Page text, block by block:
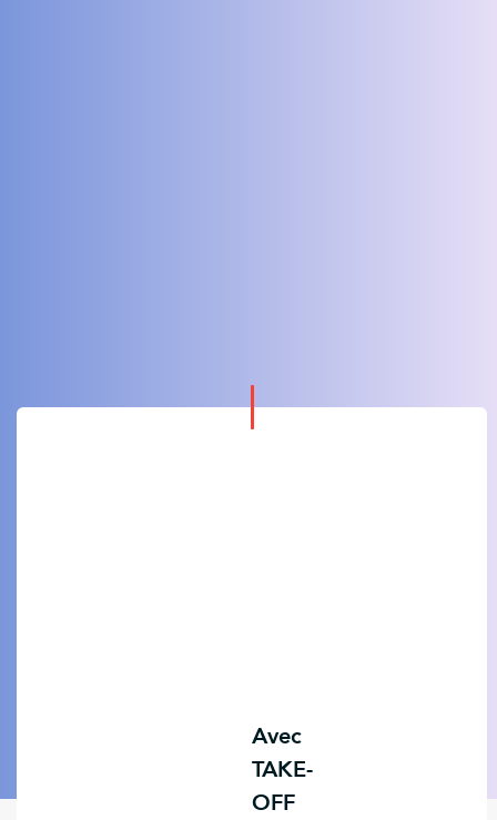
Avec
TAKE-
OFF